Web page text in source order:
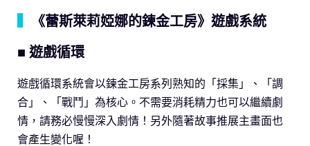
《蕾斯萊莉婭娜的鍊金工房》遊戲系統
■ 遊戲循環
遊戲循環系統會以鍊金工房系列熟知的「採集」、「調
合」、「戰鬥」為核心。不需要消耗精力也可以繼續劇
情，請務必慢慢深入劇情！另外隨著故事推展主畫面也
會產生變化喔！